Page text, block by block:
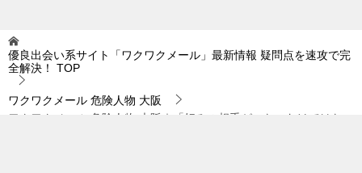
優良出会い系サイト「ワクワクメール」最新情報 疑問点を速攻で完
全解決！
TOP
ワクワクメール 危険人物 大阪
ワクワクメール 危険人物 大阪｜「好みの相手がいないわけではない